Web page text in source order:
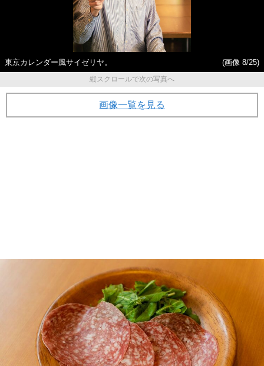
東京カレンダー風サイゼリヤ。
(画像 8/25)
縦スクロールで次の写真へ
画像一覧を見る